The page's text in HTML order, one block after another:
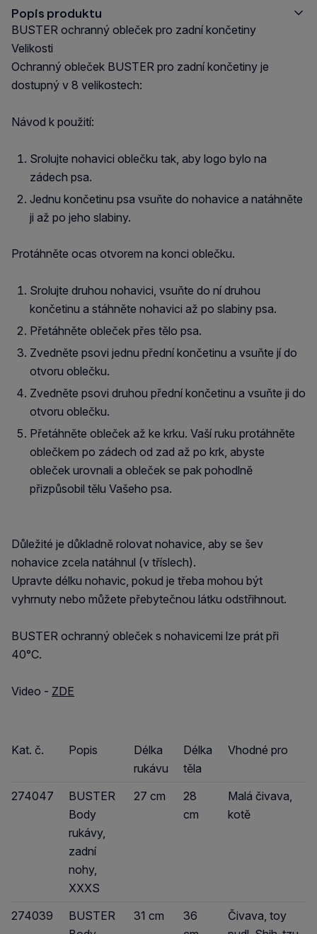
Popis produktu
BUSTER ochranný obleček pro zadní končetiny
Velikosti
Ochranný obleček BUSTER pro zadní končetiny je
dostupný v 8 velikostech:
Návod k použití:
Srolujte nohavici oblečku tak, aby logo bylo na
zádech psa.
Jednu končetinu psa vsuňte do nohavice a natáhněte
ji až po jeho slabiny.
Protáhněte ocas otvorem na konci oblečku.
Srolujte druhou nohavici, vsuňte do ní druhou
končetinu a stáhněte nohavici až po slabiny psa.
Přetáhněte obleček přes tělo psa.
Zvedněte psovi jednu přední končetinu a vsuňte jí do
otvoru oblečku.
Zvedněte psovi druhou přední končetinu a vsuňte ji do
otvoru oblečku.
Přetáhněte obleček až ke krku. Vaší ruku protáhněte
oblečkem po zádech od zad až po krk, abyste
obleček urovnali a obleček se pak pohodlně
přizpůsobil tělu Vašeho psa.
Důležité je důkladně rolovat nohavice, aby se šev
nohavice zcela natáhnul (v tříslech).
Upravte délku nohavic, pokud je třeba mohou být
vyhrnuty nebo můžete přebytečnou látku odstřihnout.
BUSTER ochranný obleček s nohavicemi lze prát při
40°C.
Video - ZDE
Kat. č. Popis
Délka
rukávu
Délka
těla
Vhodné pro
274047
BUSTER
Body
rukávy,
zadní
nohy,
XXXS
27 cm
28
cm
Malá čivava,
kotě
274039
BUSTER
31 cm
36
Čivava, toy